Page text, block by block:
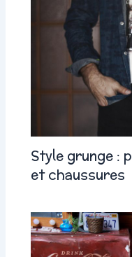
Style grunge :
et chaussures